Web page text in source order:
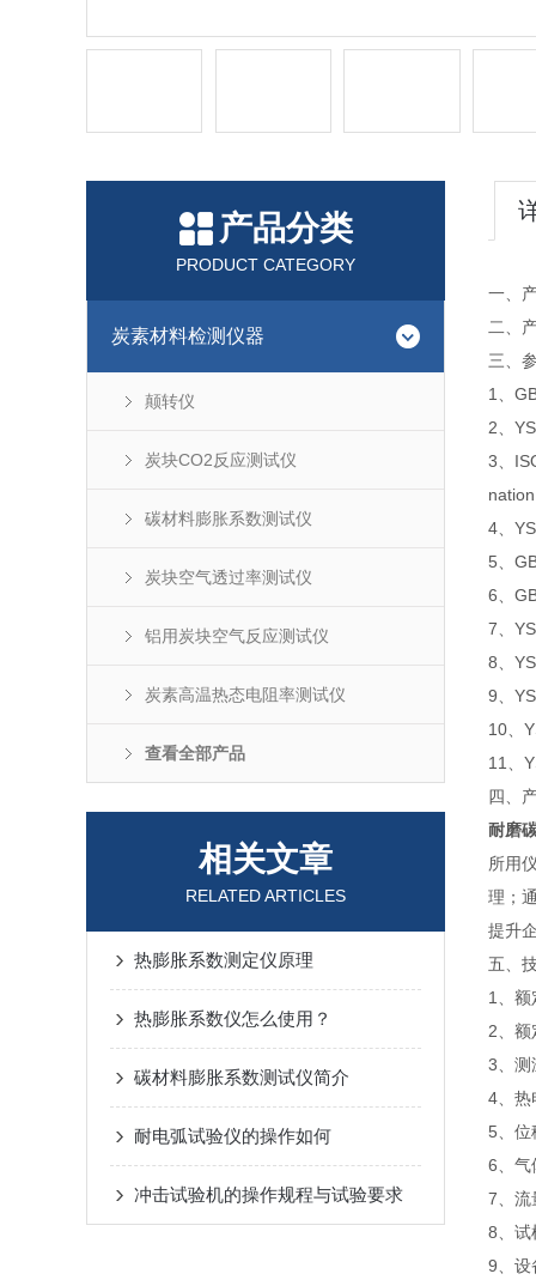
产品分类
PRODUCT CATEGORY
炭素材料检测仪器
颠转仪
炭块CO2反应测试仪
碳材料膨胀系数测试仪
炭块空气透过率测试仪
铝用炭块空气反应测试仪
炭素高温热态电阻率测试仪
查看全部产品
相关文章
RELATED ARTICLES
热膨胀系数测定仪原理
热膨胀系数仪怎么使用？
碳材料膨胀系数测试仪简介
耐电弧试验仪的操作如何
冲击试验机的操作规程与试验要求
一、
二、
三、
1、
2、
3、
4、
5、
6、
7、
8、
9、
10、
11、
四、
耐磨
所用
理；
提升
五、
1、额
2、额
3、
4、热
5、位
6、气
7、流
8、
9、设